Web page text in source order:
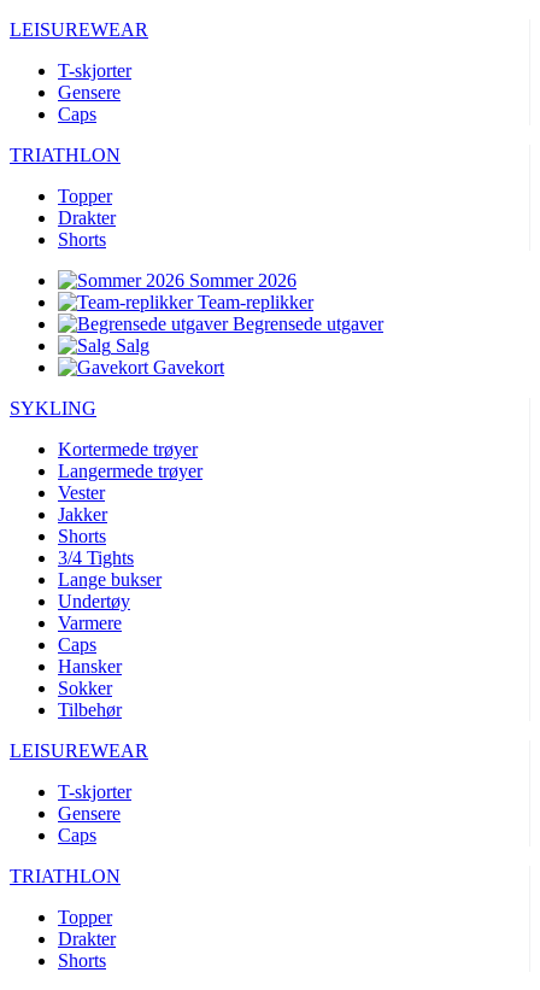
LEISUREWEAR
T-skjorter
Gensere
Caps
TRIATHLON
Topper
Drakter
Shorts
Sommer 2026
Team-replikker
Begrensede utgaver
Salg
Gavekort
SYKLING
Kortermede trøyer
Langermede trøyer
Vester
Jakker
Shorts
3/4 Tights
Lange bukser
Undertøy
Varmere
Caps
Hansker
Sokker
Tilbehør
LEISUREWEAR
T-skjorter
Gensere
Caps
TRIATHLON
Topper
Drakter
Shorts